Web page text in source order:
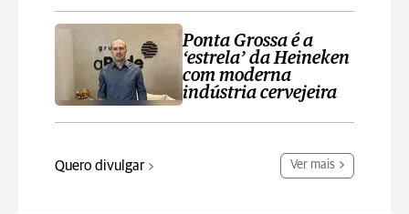
Ponta Grossa é a
‘estrela’ da Heineken
com moderna
indústria cervejeira
Quero divulgar Ver mais